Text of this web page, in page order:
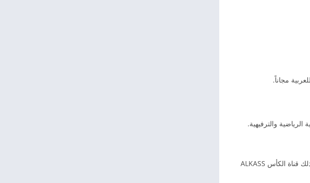
يحتوي تطبيق all apk على باقة القنوات الرياضية العربية مثل قناة أبوظبي سبورت AD SPORT. كذلك قناة الكأس ALKASS